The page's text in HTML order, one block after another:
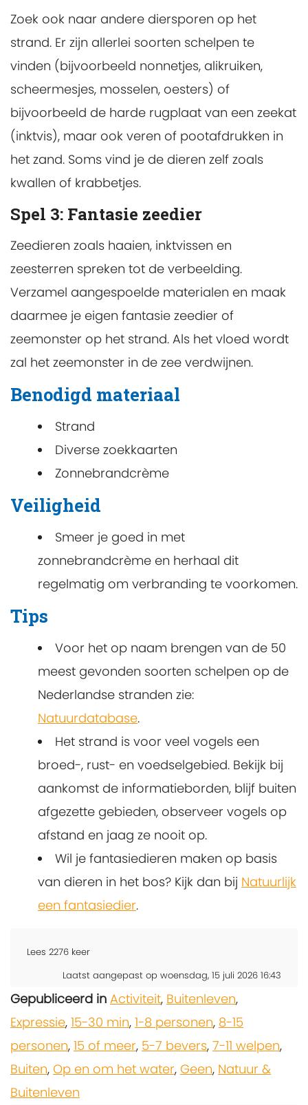
Zoek ook naar andere diersporen op het
strand. Er zijn allerlei soorten schelpen te
vinden (bijvoorbeeld nonnetjes, alikruiken,
scheermesjes, mosselen, oesters) of
bijvoorbeeld de harde rugplaat van een zeekat
(inktvis), maar ook veren of pootafdrukken in
het zand. Soms vind je de dieren zelf zoals
kwallen of krabbetjes.
Spel 3: Fantasie zeedier
Zeedieren zoals haaien, inktvissen en
zeesterren spreken tot de verbeelding.
Verzamel aangespoelde materialen en maak
daarmee je eigen fantasie zeedier of
zeemonster op het strand. Als het vloed wordt
zal het zeemonster in de zee verdwijnen.
Benodigd materiaal
Strand
Diverse zoekkaarten
Zonnebrandcrème
Veiligheid
Smeer je goed in met
zonnebrandcrème en herhaal dit
regelmatig om verbranding te voorkomen.
Tips
Voor het op naam brengen van de 50
meest gevonden soorten schelpen op de
Nederlandse stranden zie:
Natuurdatabase.
Het strand is voor veel vogels een
broed-, rust- en voedselgebied. Bekijk bij
aankomst de informatieborden, blijf buiten
afgezette gebieden, observeer vogels op
afstand en jaag ze nooit op.
Wil je fantasiedieren maken op basis
van dieren in het bos? Kijk dan bij Natuurlijk
een fantasiedier.
Lees 2276 keer
Laatst aangepast op woensdag, 15 juli 2026 16:43
Gepubliceerd in Activiteit, Buitenleven,
Expressie, 15-30 min, 1-8 personen, 8-15
personen, 15 of meer, 5-7 bevers, 7-11 welpen,
Buiten, Op en om het water, Geen, Natuur &
Buitenleven